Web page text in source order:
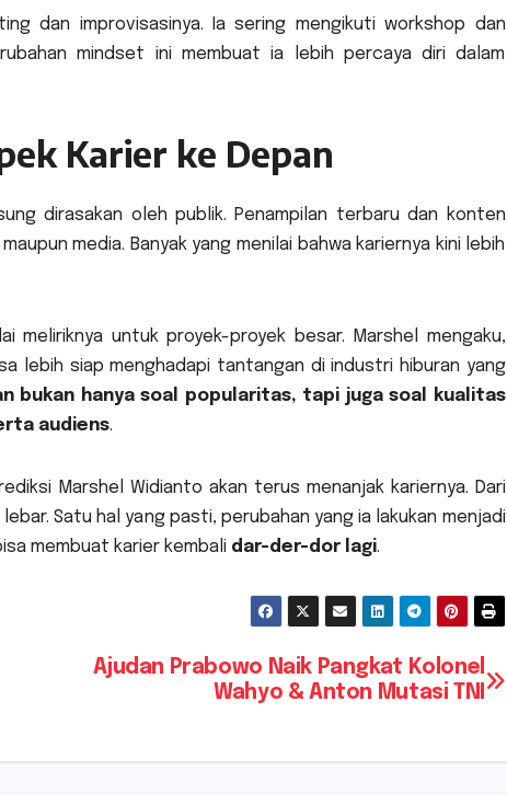
dan improvisasinya. Ia sering mengikuti workshop dan
mindset ini membuat ia lebih percaya diri dalam
Karier ke Depan
dirasakan oleh publik. Penampilan terbaru dan konten
media. Banyak yang menilai bahwa kariernya kini lebih
meliriknya untuk proyek-proyek besar. Marshel mengaku,
lebih siap menghadapi tantangan di industri hiburan yang
bukan hanya soal popularitas, tapi juga soal kualitas
audiens.
Marshel Widianto akan terus menanjak kariernya. Dari
Satu hal yang pasti, perubahan yang ia lakukan menjadi
membuat karier kembali dar-der-dor lagi.
Ajudan Prabowo Naik Pangkat Kolonel
Wahyo & Anton Mutasi TNI